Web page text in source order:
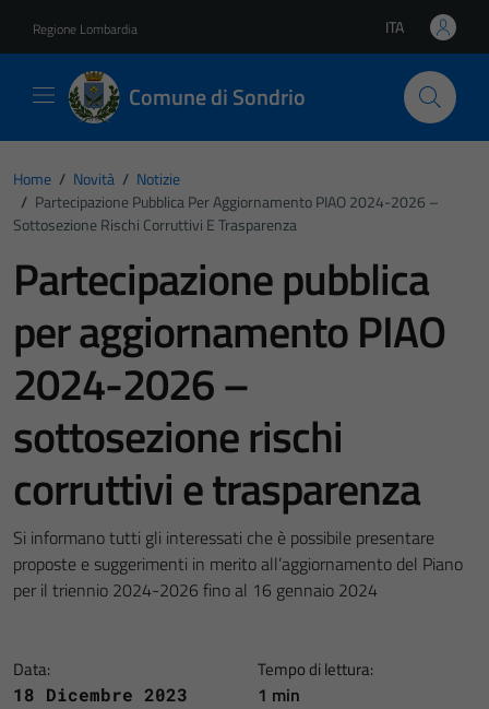
Regione Lombardia Lingua attiva:
ITA
Comune di Sondrio
Home / Novità / Notizie
/ Partecipazione Pubblica Per Aggiornamento PIAO 2024-2026 –
Sottosezione Rischi Corruttivi E Trasparenza
Partecipazione pubblica
per aggiornamento PIAO
2024-2026 –
sottosezione rischi
corruttivi e trasparenza
Si informano tutti gli interessati che è possibile presentare
proposte e suggerimenti in merito all’aggiornamento del Piano
per il triennio 2024-2026 fino al 16 gennaio 2024
Data:
18 Dicembre 2023
Tempo di lettura:
1 min